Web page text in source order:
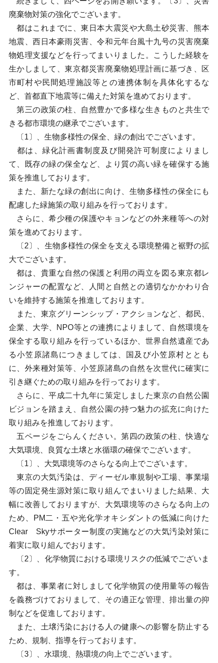
廃棄物対策の強化でございます。
都はこれまでに、東日本大震災や大島土砂災害、熊本
地震、西日本豪雨災害、令和元年台風十九号の災害廃棄
物処理支援などを行ってまいりました。こうした経験を
生かしまして、東京都災害廃棄物処理計画に基づき、区
市町村や民間処理施設等との連携体制を具体化するな
ど、首都直下地震等に備えた対策を進めております。
第三の政策の柱、自然豊かで多様な生きものと共生で
きる都市環境の継承でございます。
〔1〕、生物多様性の保全、緑の創出でございます。
都は、緑化計画書制度及び開発許可制度によりまし
て、既存の緑の保全など、より質の高い緑を確保する施
策を推進しております。
また、新たな緑の創出に向け、生物多様性の保全にも
配慮した緑施策の取り組みを行っております。
さらに、希少種の保護やキョンなどの外来種等への対
策を進めております。
〔2〕、生物多様性の保全を支える環境整備と裾野の拡
大でございます。
都は、貴重な自然の保護と利用の両立を図る東京都レ
ンジャーの配置など、人間と自然との適切なかかわり合
いを維持する施策を推進しております。
また、東京グリーンシップ・アクションなど、都民、
企業、大学、NPO等との連携によりまして、自然環境を
保全する取り組みを行っているほか、世界自然遺産であ
る小笠原諸島につきましては、国及び小笠原村ととも
に、外来種対策等、小笠原諸島の自然を次世代に確実に
引き継ぐための取り組みを行っております。
さらに、平成二十九年に策定しました東京の自然公園
ビジョンを踏まえ、自然公園の持つ魅力の拡充に向けた
取り組みを推進しております。
五ページをごらんください。第四の政策の柱、快適な
大気環境、良質な土壌と水循環の確保でございます。
〔1〕、大気環境等のさらなる向上でございます。
東京の大気汚染は、ディーゼル車規制や工場、事業場
等の固定発生源対策に取り組んでまいりました結果、大
幅に改善しておりますが、大気環境等のさらなる向上の
ため、PM二・五や光化学オキシダントの低減に向けた
Clear Skyサポーター制度の実施などの大気汚染対策に
着実に取り組んでおります。
〔2〕、化学物質における環境リスクの低減でございま
す。
都は、事業者に対しまして化学物質の使用量等の報告
を義務づけておりまして、その適正な管理、排出量の抑
制などを促進しております。
また、土壌汚染における人の健康への影響を防止する
ため、規制、指導を行っております。
〔3〕、水環境、熱環境の向上でございます。